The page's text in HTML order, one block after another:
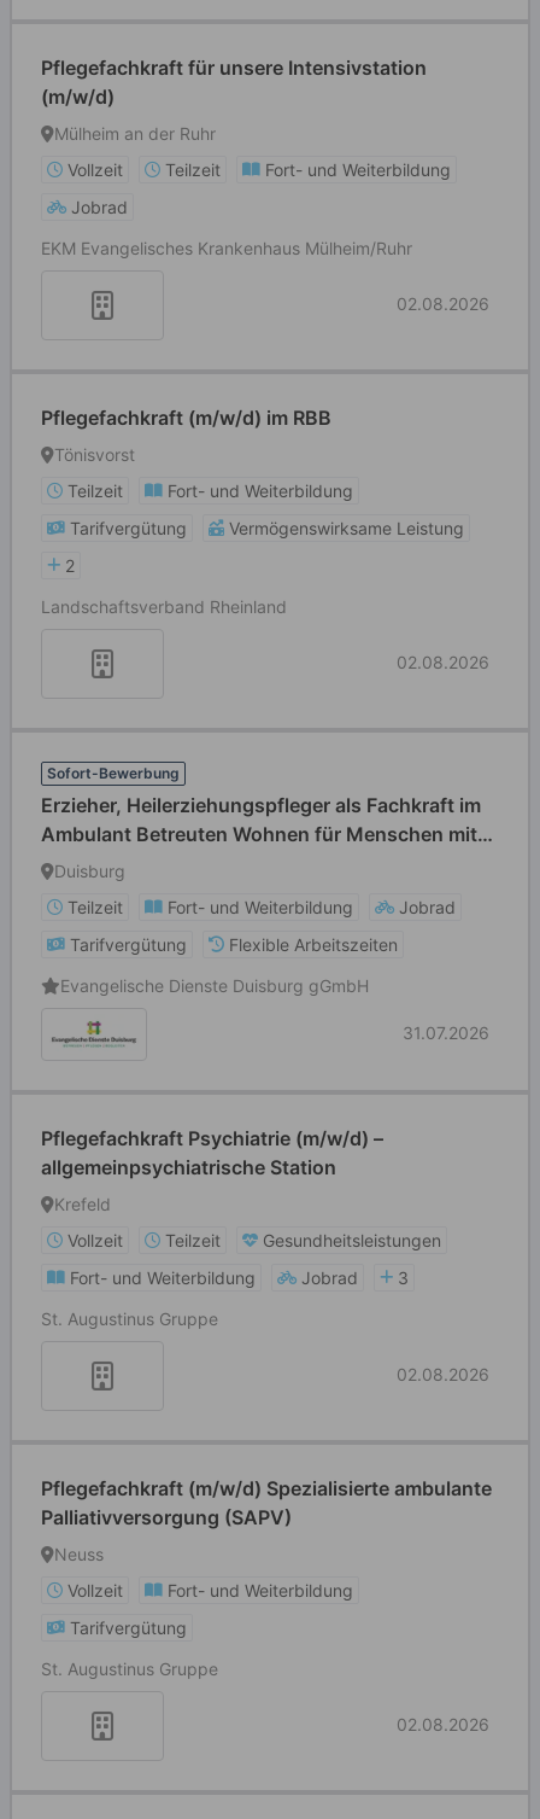
Pflegefachkraft für unsere Intensivstation
(m/w/d)
Mülheim an der Ruhr
Vollzeit
Teilzeit
Fort- und Weiterbildung
Jobrad
EKM Evangelisches Krankenhaus Mülheim/Ruhr
02.08.2026
Pflegefachkraft (m/w/d) im RBB
Tönisvorst
Teilzeit
Fort- und Weiterbildung
Tarifvergütung
Vermögenswirksame Leistung
2
Landschaftsverband Rheinland
02.08.2026
Sofort-Bewerbung
Erzieher, Heilerziehungspfleger als Fachkraft im
Ambulant Betreuten Wohnen für Menschen mit
Behinderung (m/w/d) in Teilzeit
Duisburg
Teilzeit
Fort- und Weiterbildung
Jobrad
Tarifvergütung
Flexible Arbeitszeiten
Evangelische Dienste Duisburg gGmbH
31.07.2026
Pflegefachkraft Psychiatrie (m/w/d) –
allgemeinpsychiatrische Station
Krefeld
Vollzeit
Teilzeit
Gesundheitsleistungen
Fort- und Weiterbildung
Jobrad
3
St. Augustinus Gruppe
02.08.2026
Pflegefachkraft (m/w/d) Spezialisierte ambulante
Palliativversorgung (SAPV)
Neuss
Vollzeit
Fort- und Weiterbildung
Tarifvergütung
St. Augustinus Gruppe
02.08.2026